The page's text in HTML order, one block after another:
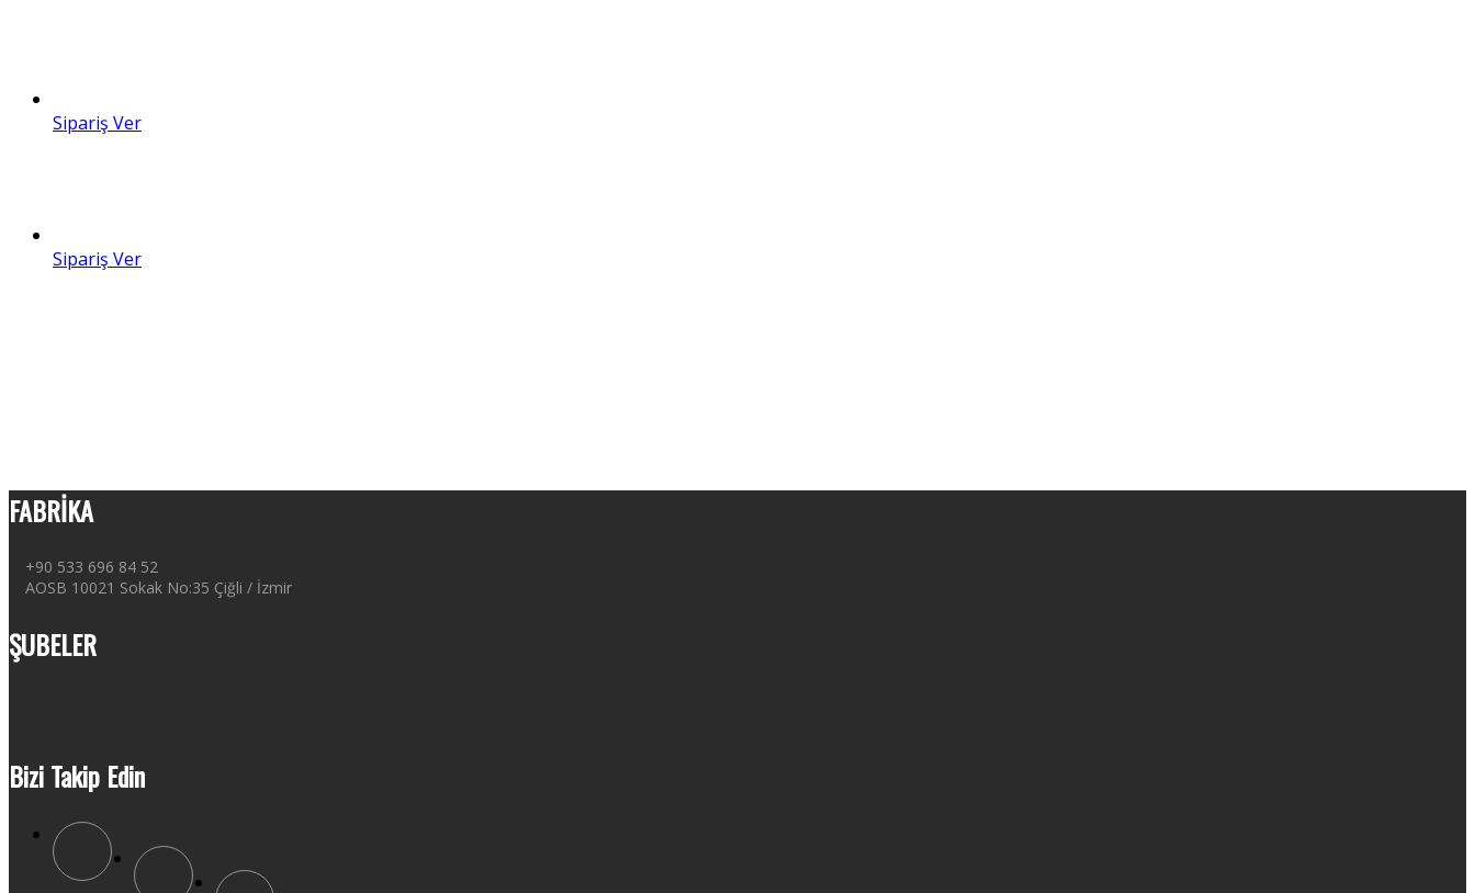
Sipariş Ver
Sipariş Ver
FABRİKA
+90 533 696 84 52
AOSB 10021 Sokak No:35 Çiğli / İzmir
ŞUBELER
Bizi Takip Edin